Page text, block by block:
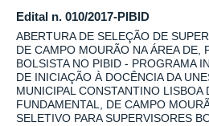
Edital n. 010/2017-PIBID
ABERTURA DE SELEÇÃO DE
DE CAMPO MOURÃO NA ÁREA DE,
BOLSISTA NO PIBID - PROGRAMA
DE INICIAÇÃO À DOCÊNCIA DA
MUNICIPAL CONSTANTINO
FUNDAMENTAL, DE CAMPO
SELETIVO PARA SUPERVISORES